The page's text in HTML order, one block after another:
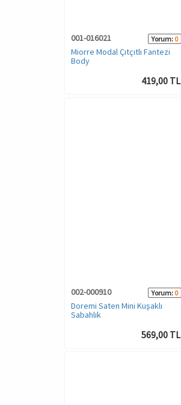
001-016021 Yorum: 0
Miorre Modal Çıtçıtlı Fantezi
Body
419,00 TL
002-000910 Yorum: 0
Doremi Saten Mini Kuşaklı
Sabahlık
569,00 TL